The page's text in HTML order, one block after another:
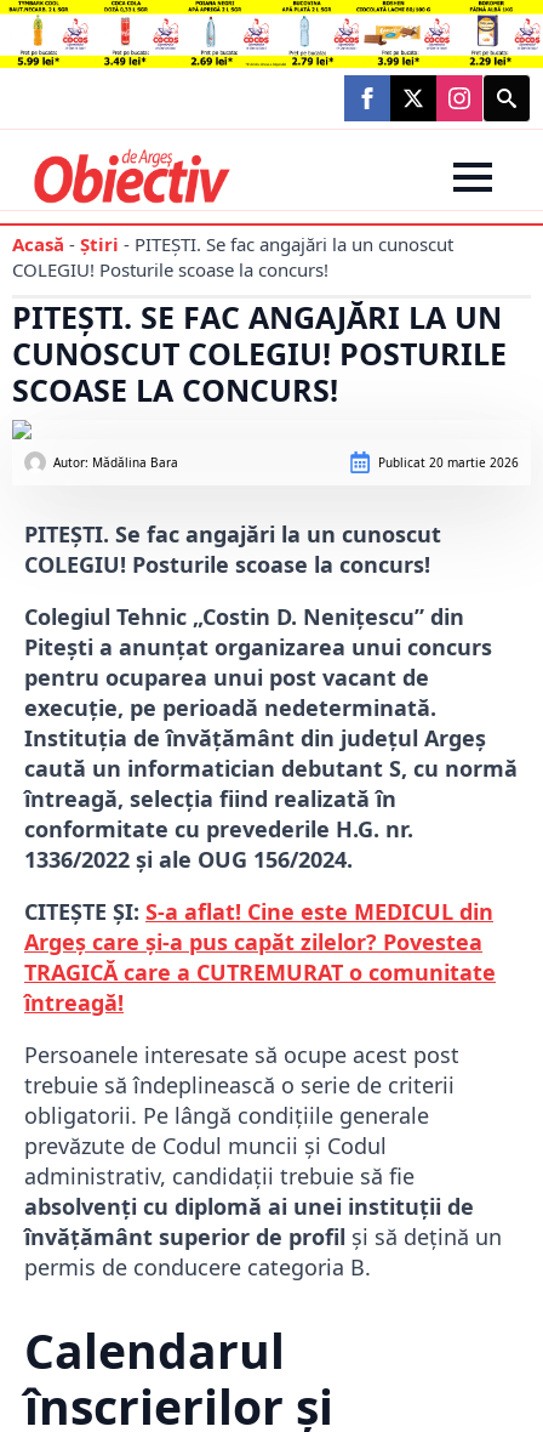
Search
for:
Acasă - Știri - PITEȘTI. Se fac angajări la un cunoscut
COLEGIU! Posturile scoase la concurs!
PITEȘTI. SE FAC ANGAJĂRI LA UN
CUNOSCUT COLEGIU! POSTURILE
SCOASE LA CONCURS!
Autor: Mădălina Bara Publicat 20 martie 2026
PITEȘTI. Se fac angajări la un cunoscut
COLEGIU! Posturile scoase la concurs!
Colegiul Tehnic „Costin D. Nenițescu” din
Pitești a anunțat organizarea unui concurs
pentru ocuparea unui post vacant de
execuție, pe perioadă nedeterminată.
Instituția de învățământ din județul Argeș
caută un informatician debutant S, cu normă
întreagă, selecția fiind realizată în
conformitate cu prevederile H.G. nr.
1336/2022 și ale OUG 156/2024.
CITEȘTE ȘI: S-a aflat! Cine este MEDICUL din
Argeș care și-a pus capăt zilelor? Povestea
TRAGICĂ care a CUTREMURAT o comunitate
întreagă!
Persoanele interesate să ocupe acest post
trebuie să îndeplinească o serie de criterii
obligatorii. Pe lângă condițiile generale
prevăzute de Codul muncii și Codul
administrativ, candidații trebuie să fie
absolvenți cu diplomă ai unei instituții de
învățământ superior de profil și să dețină un
permis de conducere categoria B.
Calendarul
înscrierilor și